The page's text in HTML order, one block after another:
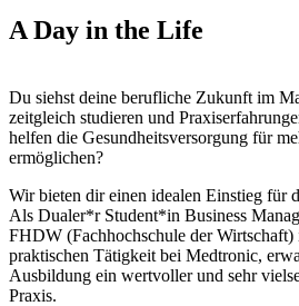
A Day in the Life
Du siehst deine berufliche Zukunft im
zeitgleich studieren und
helfen die Gesundheitsversorgung für
ermöglichen?
Wir bieten dir einen idealen Einstieg für
Als Dualer*r Student*in Business
FHDW (Fachhochschule der
praktischen Tätigkeit bei Medtronic,
Ausbildung ein wertvoller und sehr
Praxis.